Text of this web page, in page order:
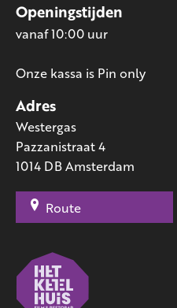
Adres
Westergas
Pazzanistraat 4
1014 DB Amsterdam
Route
Openingstijden
vanaf 10:00 uur
Onze kassa is Pin only